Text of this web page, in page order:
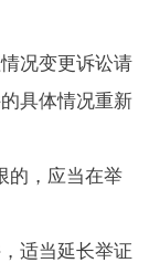
况变更诉讼请
具体情况重新
的，应当在举
适当延长举证